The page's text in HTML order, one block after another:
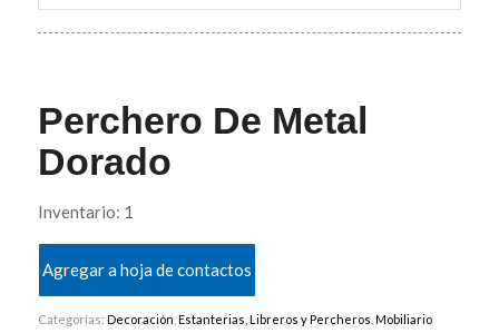
Perchero De Metal
Dorado
Inventario: 1
Agregar a hoja de contactos
Categorías: Decoración Estanterias, Libreros y Percheros Mobiliario